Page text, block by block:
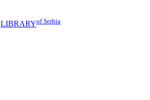
LIBRARYof Serbia